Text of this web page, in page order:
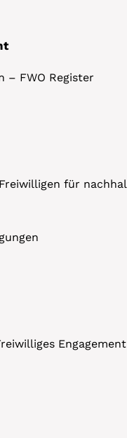
– FWO Register
für
Engagement